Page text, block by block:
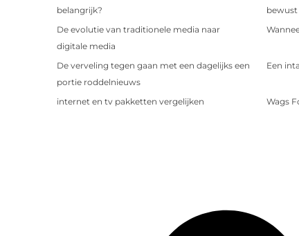
belangrijk?
bewust
De evolutie van traditionele media naar
digitale media
De verveling tegen gaan met een dagelijks een
portie roddelnieuws
Een
internet en tv pakketten vergelijken
Wags